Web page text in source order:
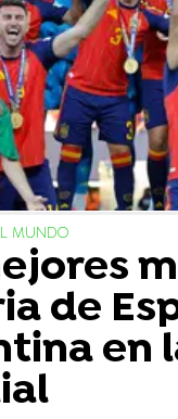
MUNDO
de
en